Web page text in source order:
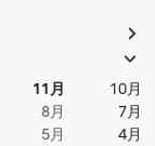
11月
10月
8月
7月
5月
4月